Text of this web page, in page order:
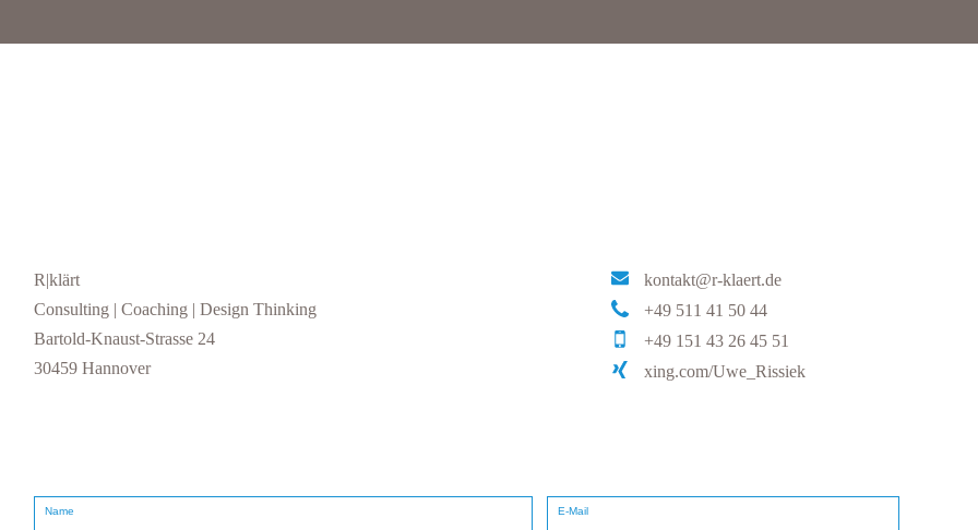
R|klärt
Consulting | Coaching | Design Thinking
Bartold-Knaust-Strasse 24
30459 Hannover
kontakt@r-klaert.de
+49 511 41 50 44
+49 151 43 26 45 51
xing.com/Uwe_Rissiek
Name E-Mail